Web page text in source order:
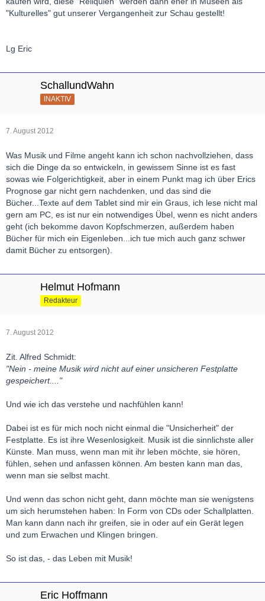
"Kulturelles" gut unserer Vergangenheit zur Schau gestellt!
Lg Eric
SchallundWahn
INAKTIV
7. August 2012
Was Musik und Filme angeht kann ich schon nachvollziehen, dass
sich die Dinge da so entwickeln, in gewissem Sinne ist es fast
sowas wie Folgerichtigkeit, aber in einem Punkt mag ich über Erics
Prognose gar nicht gern nachdenken, und das sind die
Bücher...Texte auf dem Tablet sind mir ein Graus, ich lese nicht mal
gern am PC, es ist nur ein notwendiges Übel, wenn es nicht anders
geht (ich bekomme davon Kopfschmerzen, außerdem haben
Bücher für mich ein Eigenleben...ich tue mich auch ganz schwer
damit Bücher zu entsorgen).
Helmut Hofmann
Redakteur
7. August 2012
Zit. Alfred Schmidt:
"Nein - meine Musik wird nicht auf einer unsicheren Festplatte
gespeichert...."
Und wie ich das verstehe und nachfühlen kann!
Dabei ist es für mich noch nicht einmal die "Unsicherheit" der
Festplatte. Es ist ihre Wesenlosigkeit. Musik ist die sinnlichste aller
Künste. Man muss, wenn man mit ihr leben möchte, sie hören,
fühlen, sehen und anfassen können. Am besten kann man das,
wenn man sie selbst macht.
Und wenn das schon nicht geht, dann möchte man sie wenigstens
um sich herumstehen haben: In Form von CDs oder Schallplatten.
Man kann dann nach ihr greifen, sie in oder auf ein Gerät legen
und zum Erwachen und Klingen bringen.
So ist das, - das Leben mit Musik!
Eric Hoffmann